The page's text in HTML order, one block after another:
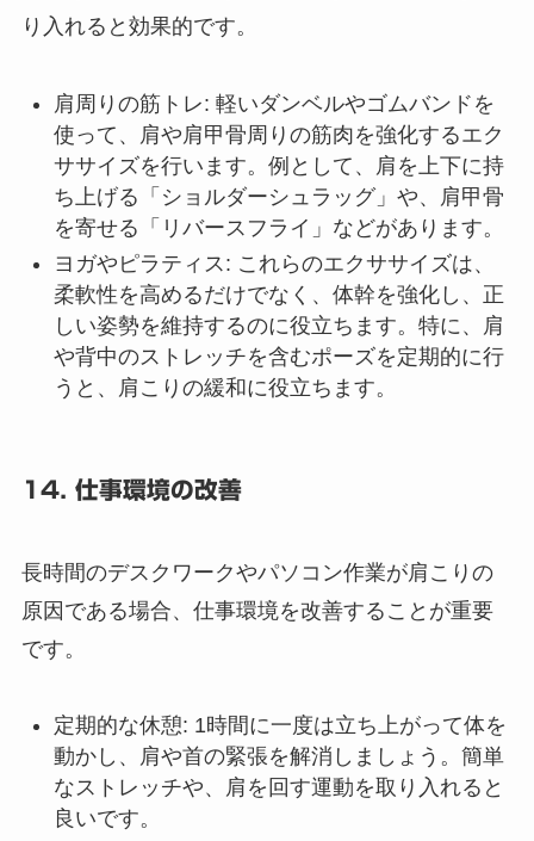
り入れると効果的です。
肩周りの筋トレ: 軽いダンベルやゴムバンドを
使って、肩や肩甲骨周りの筋肉を強化するエク
ササイズを行います。例として、肩を上下に持
ち上げる「ショルダーシュラッグ」や、肩甲骨
を寄せる「リバースフライ」などがあります。
ヨガやピラティス: これらのエクササイズは、
柔軟性を高めるだけでなく、体幹を強化し、正
しい姿勢を維持するのに役立ちます。特に、肩
や背中のストレッチを含むポーズを定期的に行
うと、肩こりの緩和に役立ちます。
14. 仕事環境の改善
長時間のデスクワークやパソコン作業が肩こりの
原因である場合、仕事環境を改善することが重要
です。
定期的な休憩: 1時間に一度は立ち上がって体を
動かし、肩や首の緊張を解消しましょう。簡単
なストレッチや、肩を回す運動を取り入れると
良いです。